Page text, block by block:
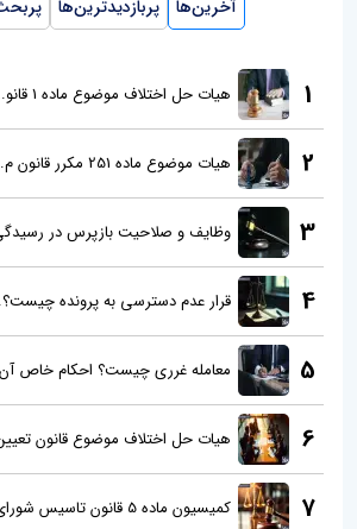
آخرین‌ها پربازدیدترین‌ها
1 هیات حل اختلاف موضوع ماده 1 قانو...
2 هیات موضوع ماده 251 مکرر قانون م...
3 وظایف و صلاحیت بازپرس در
4 قرار عدم دسترسی به پرونده
5 معامله غرری چیست؟ احکام خاص
6 هیات حل اختلاف موضوع قانون
7 کمیسیون ماده 5 قانون تاسیس شورای...